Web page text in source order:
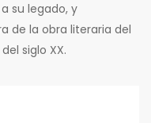
su legado, y
de la obra literaria del
siglo XX.